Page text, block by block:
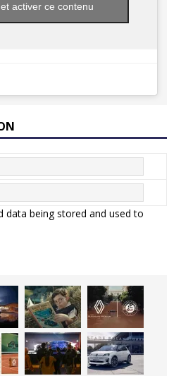
activer ce contenu
data being stored and used to